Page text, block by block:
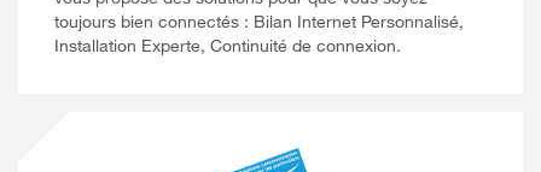
toujours bien connectés : Bilan Internet Personnalisé,
Installation Experte, Continuité de connexion.